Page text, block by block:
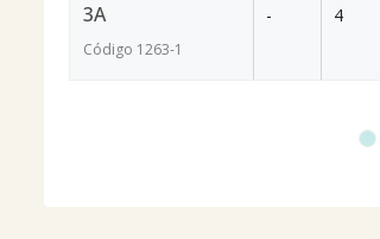
3A
Código 1263-1
- 4